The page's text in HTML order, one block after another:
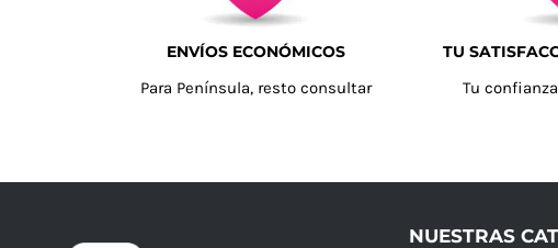
ENVÍOS ECONÓMICOS
Para Península, resto consultar
TU
Tu
NUESTRAS